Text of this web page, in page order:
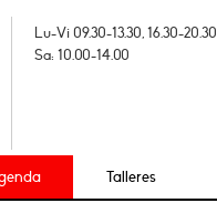
Lu-Vi 09.30-13.30, 16.30-20.30
Sa: 10.00-14.00
Talleres